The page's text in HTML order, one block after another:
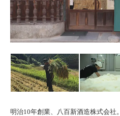
明治10年創業、八百新酒造株式会社。